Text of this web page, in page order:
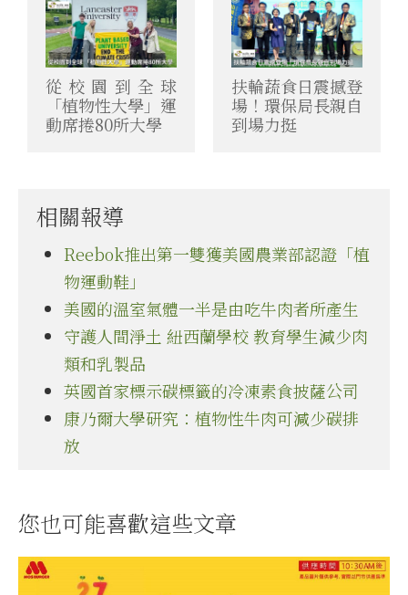
從校園到全球
「植物性大學」運
動席捲80所大學
扶輪蔬食日震撼登
場！環保局長親自
到場力挺
相關報導
Reebok推出第一雙獲美國農業部認證「植
物運動鞋」
美國的溫室氣體一半是由吃牛肉者所產生
守護人間淨土 紐西蘭學校 教育學生減少肉
類和乳製品
英國首家標示碳標籤的冷凍素食披薩公司
康乃爾大學研究：植物性牛肉可減少碳排
放
您也可能喜歡這些文章